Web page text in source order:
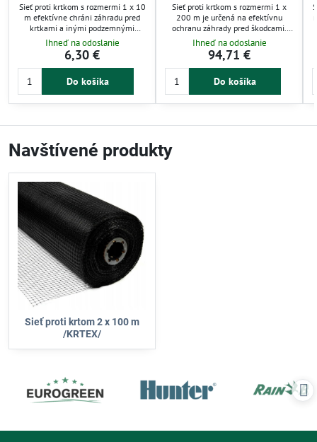
Sieť proti krtkom s rozmermi 1 x 10
m efektívne chráni záhradu pred
krtkami a inými podzemnými
škodcami. Vyrobená z UV
stabilného polypropylénu s
hmotnosťou 40 g/m² zabezpečuje
dlhodobú ochranu bez poškodenia.
Veľkosť oka 14x16 mm umožňuje
zdravú pôdu pre rastliny. Ideálna na
zeleninových záhonoch.
Ihneď na odoslanie
6,30 €
Do košíka
Sieť proti krtkom s rozmermi 1 x
200 m je určená na efektívnu
ochranu záhrady pred škodcami.
Vyrobená z UV stabilného
polypropylénu, váži 40 g/m² a má
oká 14x16 mm, čo zabezpečuje
odolnosť a dlhú životnosť. Ideálna
na ochranu trávnikov, záhonov aj
podzemnými škodcami.
Ihneď na odoslanie
94,71 €
Do košíka
Navštívené produkty
Sieť proti krtom 2 x 100 m
/KRTEX/